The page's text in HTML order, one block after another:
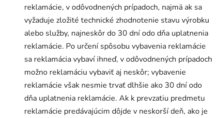
reklamácie, v odôvodnených prípadoch, najmä ak sa
vyžaduje zložité technické zhodnotenie stavu výrobku
alebo služby, najneskôr do 30 dní odo dňa uplatnenia
reklamácie. Po určení spôsobu vybavenia reklamácie
sa reklamácia vybaví ihneď, v odôvodnených prípadoch
možno reklamáciu vybaviť aj neskôr; vybavenie
reklamácie však nesmie trvať dlhšie ako 30 dní odo
dňa uplatnenia reklamácie. Ak k prevzatiu predmetu
reklamácie predávajúcim dôjde v neskorší deň, ako je